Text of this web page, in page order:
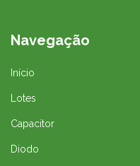
Navegação
Início
Lotes
Capacitor
Diodo